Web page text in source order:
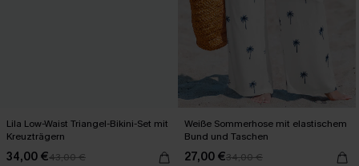
Lila Low-Waist Triangel-Bikini-Set mit
Kreuzträgern
34,00 €43,00 €
Weiße Sommerhose mit elastischem
Bund und Taschen
27,00 €34,00 €